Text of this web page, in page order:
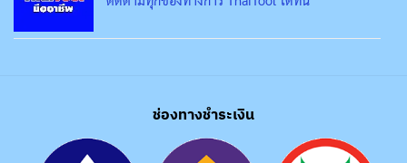
ช่องทางชำระเงิน